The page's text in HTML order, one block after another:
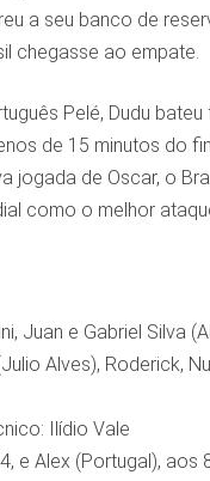
a seu banco de
chegasse ao empate.
Pelé, Dudu
de 15 minutos do
jogada de Oscar, o
como o melhor
Juan e Gabriel Silva
Alves), Roderick,
Ilídio Vale
e Alex (Portugal),